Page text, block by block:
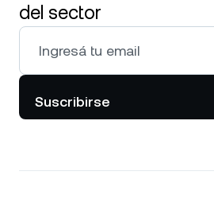
del sector
Suscribirse